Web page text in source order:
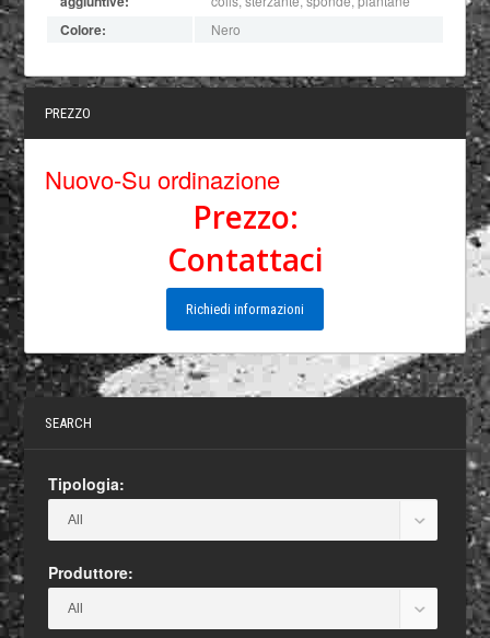
Colore: Nero
PREZZO
Nuovo-Su ordinazione
Prezzo:
Contattaci
Richiedi informazioni
SEARCH
Tipologia:
Produttore: